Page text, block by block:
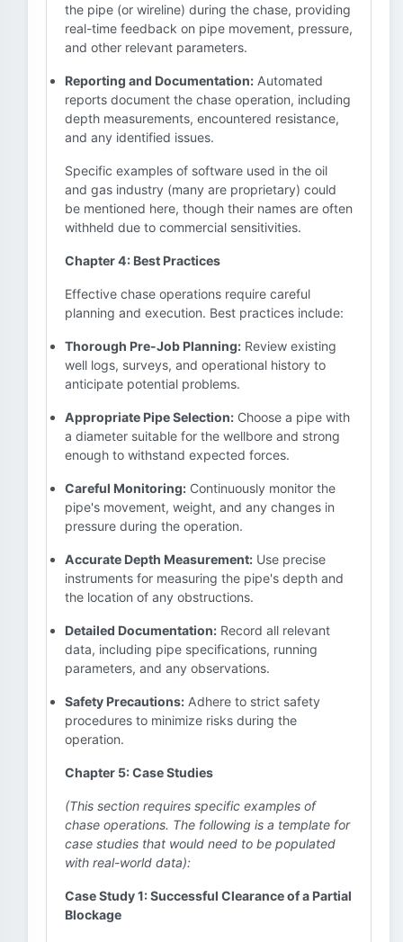
the pipe (or wireline) during the chase, providing
real-time feedback on pipe movement, pressure,
and other relevant parameters.
Reporting and Documentation: Automated
reports document the chase operation, including
depth measurements, encountered resistance,
and any identified issues.
Specific examples of software used in the oil
and gas industry (many are proprietary) could
be mentioned here, though their names are often
withheld due to commercial sensitivities.
Chapter 4: Best Practices
Effective chase operations require careful
planning and execution. Best practices include:
Thorough Pre-Job Planning: Review existing
well logs, surveys, and operational history to
anticipate potential problems.
Appropriate Pipe Selection: Choose a pipe with
a diameter suitable for the wellbore and strong
enough to withstand expected forces.
Careful Monitoring: Continuously monitor the
pipe's movement, weight, and any changes in
pressure during the operation.
Accurate Depth Measurement: Use precise
instruments for measuring the pipe's depth and
the location of any obstructions.
Detailed Documentation: Record all relevant
data, including pipe specifications, running
parameters, and any observations.
Safety Precautions: Adhere to strict safety
procedures to minimize risks during the
operation.
Chapter 5: Case Studies
(This section requires specific examples of
chase operations. The following is a template for
case studies that would need to be populated
with real-world data):
Case Study 1: Successful Clearance of a Partial
Blockage